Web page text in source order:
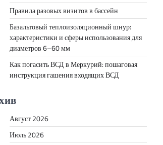
Правила разовых визитов в бассейн
Базальтовый теплоизоляционный шнур:
характеристики и сферы использования для
диаметров 6–60 мм
Как погасить ВСД в Меркурий: пошаговая
инструкция гашения входящих ВСД
Август 2026
Июль 2026